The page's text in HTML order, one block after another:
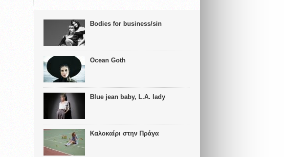
Bodies for business/sin
Ocean Goth
Blue jean baby, L.A. lady
Καλοκαίρι στην Πράγα